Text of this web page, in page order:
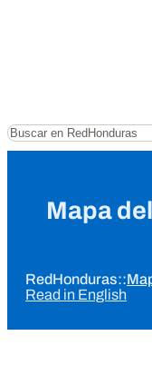
Buscar
Mapa
RedHonduras::
Read in English